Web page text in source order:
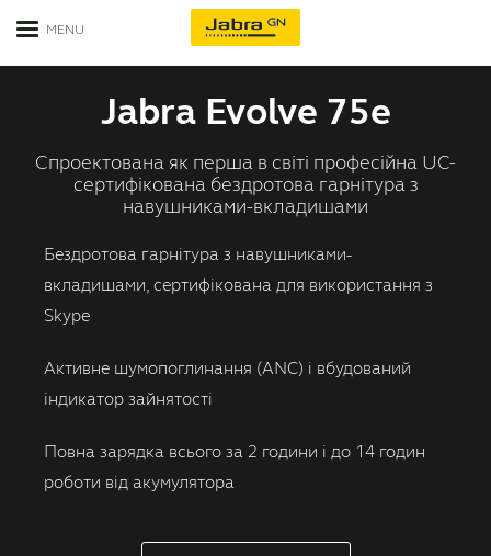
Гарнітури для контакт-центрів
Моногарнітури Bluetooth
Відеоконференція
Бізнес рішення
Всі гарнітури для бізнесу
Unified Communications
Всі платформи
Контакти
Контакти Перегляд варіантів
Jabra Evolve 75e
Спроектована як перша в світі професійна UC-
сертифікована бездротова гарнітура з
навушниками-вкладишами
Бездротова гарнітура з навушниками-
вкладишами, сертифікована для використання з
Skype
Активне шумопоглинання (ANC) і вбудований
індикатор зайнятості
Повна зарядка всього за 2 години і до 14 годин
роботи від акумулятора